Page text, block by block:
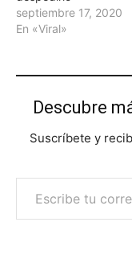
septiembre 17, 2020
En «Viral»
Descubre
Suscríbete y
Escribe tu correo electrónico…